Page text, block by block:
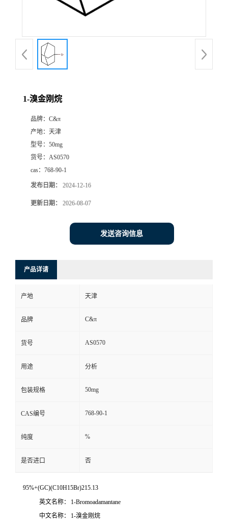
1-溴金刚烷
品牌： C&π
产地： 天津
型号： 50mg
货号： AS0570
cas： 768-90-1
发布日期： 2024-12-16
更新日期： 2026-08-07
发送咨询信息
产品详请
产地 天津
品牌 C&π
货号 AS0570
用途 分析
包装规格 50mg
CAS编号 768-90-1
纯度 %
是否进口 否
95%+(GC)(C10H15Br)215.13
英文名称：
1-Bromoadamantane
中文名称：
1-溴金刚烷